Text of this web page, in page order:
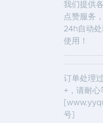
我们提供
点赞服务
24h自动
使用！
订单处理
+，请耐心
号]